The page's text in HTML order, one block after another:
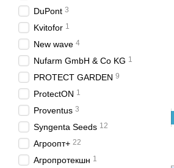
DuPont 3
Kvitofor 1
New wave 4
Nufarm GmbH & Co KG 1
PROTECT GARDEN 9
ProtectON 1
Proventus 3
Syngenta Seeds 12
Агроопт+ 22
Агропротекшн 1